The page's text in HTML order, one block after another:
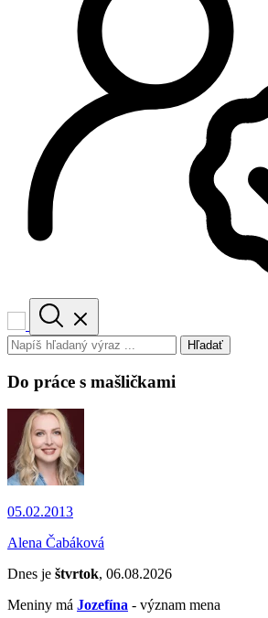
Hľadať
Do práce s mašličkami
05.02.2013
Alena Čabáková
Dnes je štvrtok, 06.08.2026
Meniny má Jozefína - význam mena